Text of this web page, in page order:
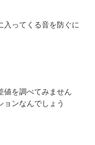
入ってくる音を防ぐに
値を調べてみません
ョンなんでしょう